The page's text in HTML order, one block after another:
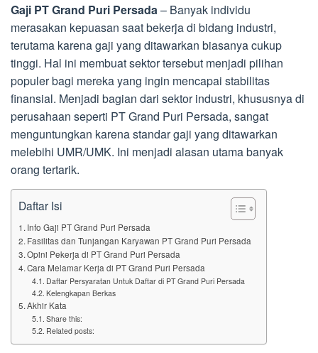
Gaji PT Grand Puri Persada– Banyak individu
merasakan kepuasan saat bekerja di bidang industri,
terutama karena gaji yang ditawarkan biasanya cukup
tinggi. Hal ini membuat sektor tersebut menjadi pilihan
populer bagi mereka yang ingin mencapai stabilitas
finansial. Menjadi bagian dari sektor industri, khususnya di
perusahaan seperti PT Grand Puri Persada, sangat
menguntungkan karena standar gaji yang ditawarkan
melebihi UMR/UMK. Ini menjadi alasan utama banyak
orang tertarik.
Daftar Isi
Info Gaji PT Grand Puri Persada
Fasilitas dan Tunjangan Karyawan PT Grand Puri Persada
Opini Pekerja di PT Grand Puri Persada
Cara Melamar Kerja di PT Grand Puri Persada
Daftar Persyaratan Untuk Daftar di PT Grand Puri Persada
Kelengkapan Berkas
Akhir Kata
Share this:
Related posts: